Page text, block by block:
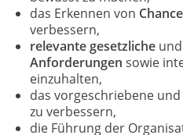
das Erkennen von
verbessern,
relevante gesetzliche
Anforderungen sowie
einzuhalten,
das vorgeschriebene
zu verbessern,
die Führung der